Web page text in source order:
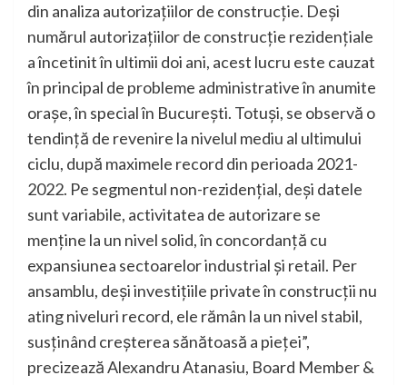
din analiza autorizațiilor de construcție. Deși
numărul autorizațiilor de construcție rezidențiale
a încetinit în ultimii doi ani, acest lucru este cauzat
în principal de probleme administrative în anumite
orașe, în special în București. Totuși, se observă o
tendință de revenire la nivelul mediu al ultimului
ciclu, după maximele record din perioada 2021-
2022. Pe segmentul non-rezidențial, deși datele
sunt variabile, activitatea de autorizare se
menține la un nivel solid, în concordanță cu
expansiunea sectoarelor industrial și retail. Per
ansamblu, deși investițiile private în construcții nu
ating niveluri record, ele rămân la un nivel stabil,
susținând creșterea sănătoasă a pieței”,
precizează Alexandru Atanasiu, Board Member &